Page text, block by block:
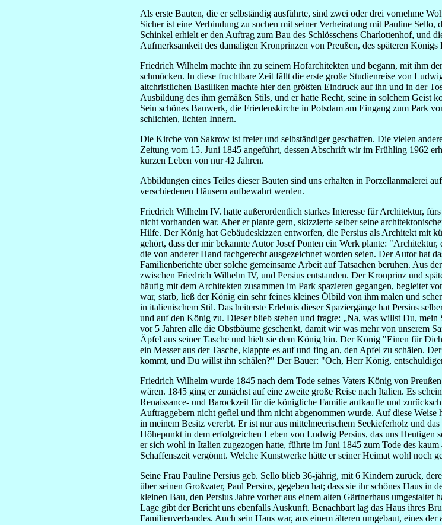
Als erste Bauten, die er selbständig ausführte, sind zwei oder drei vornehme
Sicher ist eine Verbindung zu suchen mit seiner Verheiratung mit Pauline
Schinkel erhielt er den Auftrag zum Bau des Schlösschens Charlottenhof, und
Aufmerksamkeit des damaligen Kronprinzen von Preußen, des späteren
Friedrich Wilhelm machte ihn zu seinem Hofarchitekten und begann, mit ihm
schmücken. In diese fruchtbare Zeit fällt die erste große Studienreise von
altchristlichen Basiliken machte hier den größten Eindruck auf ihn und in der
Ausbildung des ihm gemäßen Stils, und er hatte Recht, seine in solchem Geist
Sein schönes Bauwerk, die Friedenskirche in Potsdam am Eingang zum Park
schlichten, lichten Innern.
Die Kirche von Sakrow ist freier und selbständiger geschaffen. Die vielen
Zeitung vom 15. Juni 1845 angeführt, dessen Abschrift wir im Frühling 1962
kurzen Leben von nur 42 Jahren.
Abbildungen eines Teiles dieser Bauten sind uns erhalten in Porzellanmalerei
verschiedenen Häusern aufbewahrt werden.
Friedrich Wilhelm IV. hatte außerordentlich starkes Interesse für Architektur,
nicht vorhanden war. Aber er plante gern, skizzierte selber seine
Hilfe. Der König hat Gebäude­skizzen entworfen, die Persius als Architekt mit
gehört, dass der mir bekannte Autor Josef Ponten ein Werk plante:
die von anderer Hand fachgerecht ausgezeichnet worden seien. Der Autor hat
Familienberichte über solche gemeinsame Arbeit auf Tatsachen beruhen. Aus
zwischen Friedrich Wilhelm IV, und Persius entstanden. Der Kronprinz und
häufig mit dem Architekten zusammen im Park spazieren gegangen, begleitet
war, starb, ließ der König ein sehr feines kleines Ölbild von ihm malen und
in italienischem Stil. Das heiterste Erlebnis dieser Spaziergänge hat Persius
und auf den König zu. Dieser blieb stehen und fragte: „Na, was willst Du,
vor 5 Jahren alle die Obstbäume geschenkt, damit wir was mehr von unserem
Äpfel aus seiner Tasche und hielt sie dem König hin. Der König "Einen für
ein Messer aus der Tasche, klappte es auf und fing an, den Apfel zu schälen.
kommt, und Du willst ihn schälen?" Der Bauer: "Och, Herr König,
Friedrich Wilhelm wurde 1845 nach dem Tode seines Vaters König von
wären. 1845 ging er zunächst auf eine zweite große Reise nach Italien. Es
Renaissance- und Barockzeit für die königliche Familie aufkaufte und
Auftraggebern nicht gefiel und ihm nicht abgenommen wurde. Auf diese
in meinem Besitz vererbt. Er ist nur aus mittelmeerischem Seekieferholz und
Höhepunkt in dem erfolgreichen Leben von Ludwig Persius, das uns
er sich wohl in Italien zugezogen hatte, führte im Juni 1845 zum Tode des
Schaffenszeit vergönnt. Welche Kunstwerke hätte er seiner Heimat wohl noch
Seine Frau Pauline Persius geb. Sello blieb 36-jährig, mit 6 Kindern zurück,
über seinen Großvater, Paul Persius, gegeben hat; dass sie ihr schönes Haus
kleinen Bau, den Persius Jahre vorher aus einem alten Gärtnerhaus
Lage gibt der Bericht uns ebenfalls Auskunft. Benachbart lag das Haus ihres
Familienverbandes. Auch sein Haus war, aus einem älteren umgebaut, eines der